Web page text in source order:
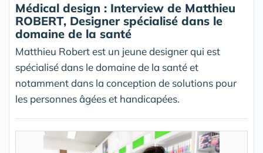
Médical design : Interview de Matthieu
ROBERT, Designer spécialisé dans le
domaine de la santé
Matthieu Robert est un jeune designer qui est
spécialisé dans le domaine de la santé et
notamment dans la conception de solutions pour
les personnes âgées et handicapées.